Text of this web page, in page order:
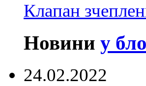
Клапан
Новини у
24.02.2022